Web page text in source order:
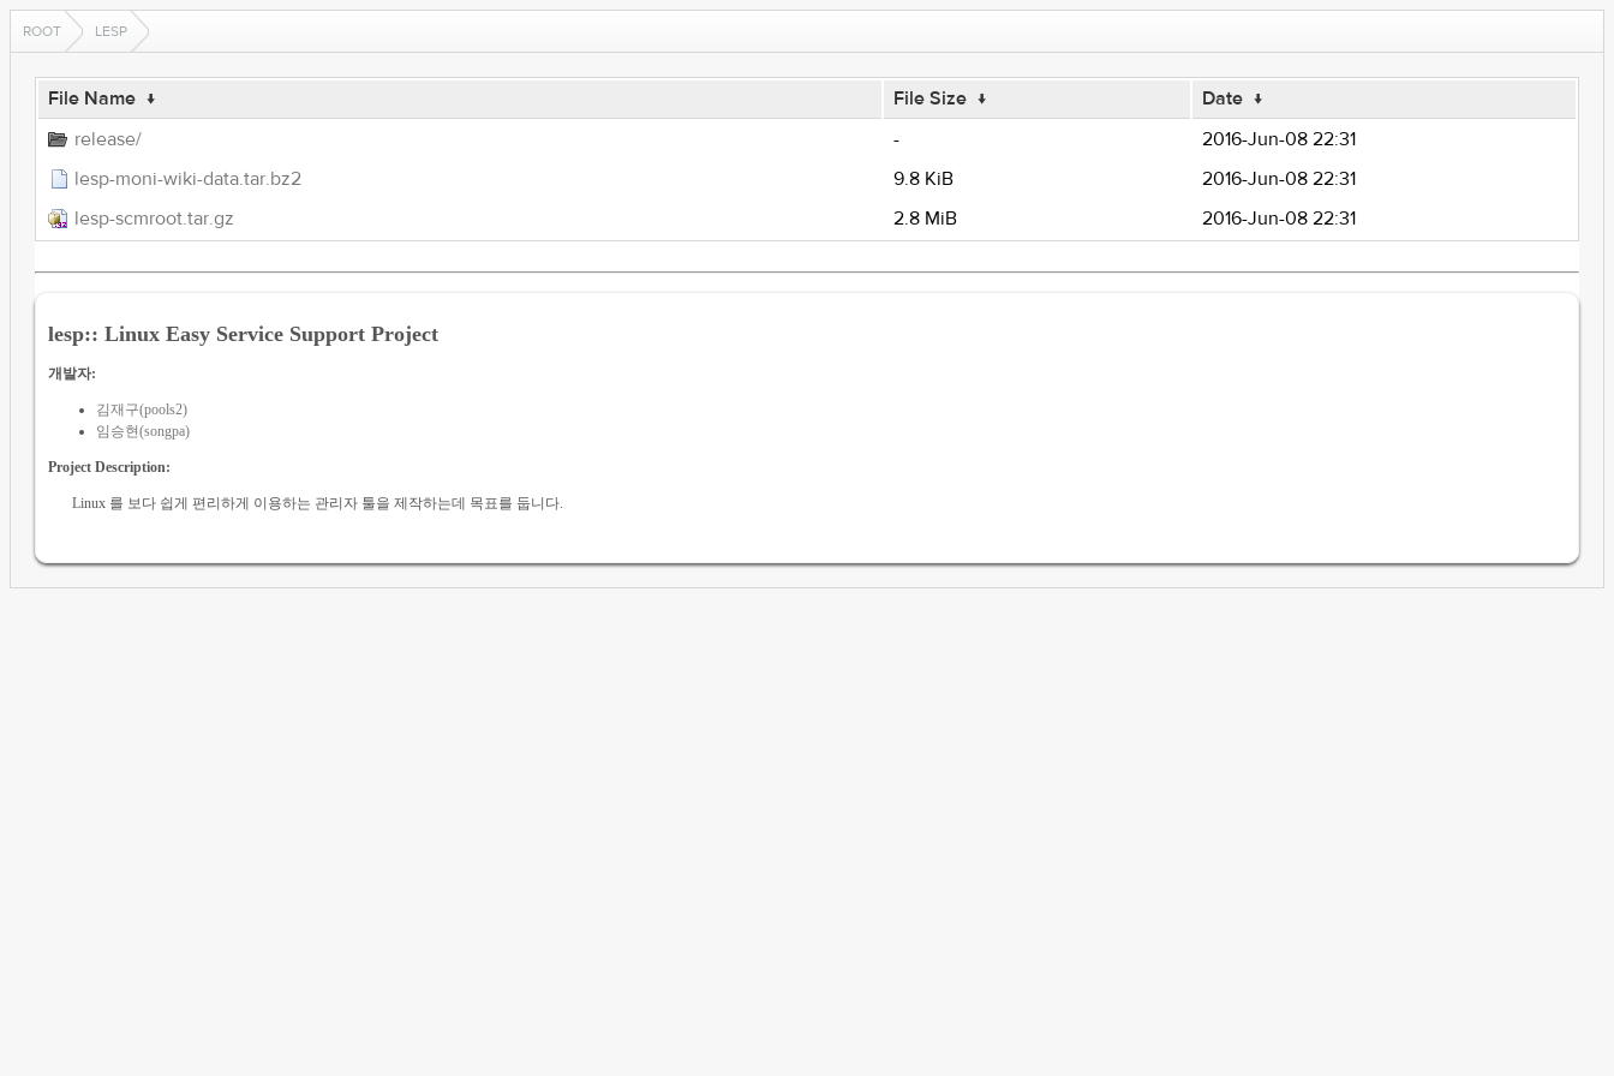
ROOT LESP
File Name ↓ File Size ↓ Date ↓
release/
-
2016-Jun-08 22:31
lesp-moni-wiki-data.tar.bz2
9.8 KiB
2016-Jun-08 22:31
lesp-scmroot.tar.gz
2.8 MiB 2016-Jun-08 22:31
lesp:: Linux Easy Service Support Project
개발자:
김재구(pools2)
임승현(songpa)
Project Description:
Linux 를 보다 쉽게 편리하게 이용하는 관리자 툴을 제작하는데 목표를 둡니다.